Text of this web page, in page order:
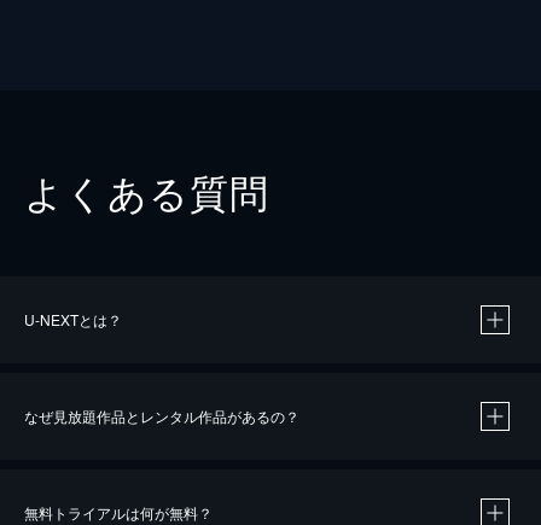
よくある質問
U-NEXTとは？
なぜ見放題作品とレンタル作品があるの？
無料トライアルは何が無料？